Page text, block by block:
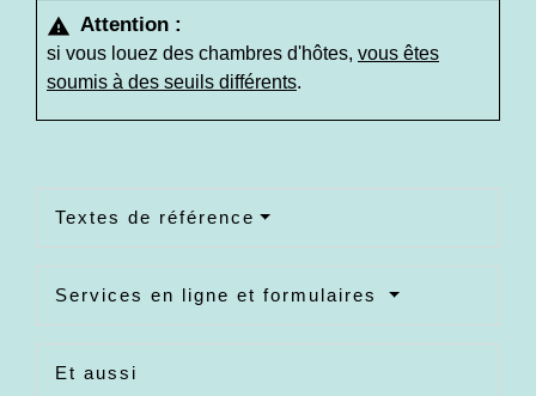
warning Attention :
si vous louez des chambres d'hôtes, vous êtes
soumis à des seuils différents.
Textes de référence
Services en ligne et formulaires
Et aussi